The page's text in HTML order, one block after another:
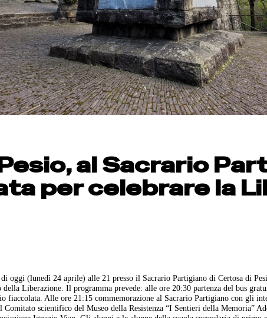
al Sacrario
per celebrare la
oggi (lunedì 24 aprile) alle 21 presso il Sacrario Partigiano di Certosa di
Liberazione. Il programma prevede: alle ore 20:30 partenza del bus
fiaccolata. Alle ore 21:15 commemorazione al Sacrario Partigiano con gli
Comitato scientifico del Museo della Resistenza “I Sentieri della Memoria”